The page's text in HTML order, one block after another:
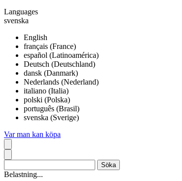
Languages
svenska
English
français (France)
español (Latinoamérica)
Deutsch (Deutschland)
dansk (Danmark)
Nederlands (Nederland)
italiano (Italia)
polski (Polska)
português (Brasil)
svenska (Sverige)
Var man kan köpa
Belastning...